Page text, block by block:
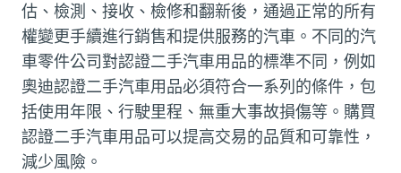
估、檢測、接收、檢修和翻新後，通過正常的所有
權變更手續進行銷售和提供服務的汽車。不同的汽
車零件公司對認證二手汽車用品的標準不同，例如
奧迪認證二手汽車用品必須符合一系列的條件，包
括使用年限、行駛里程、無重大事故損傷等。購買
認證二手汽車用品可以提高交易的品質和可靠性，
減少風險。